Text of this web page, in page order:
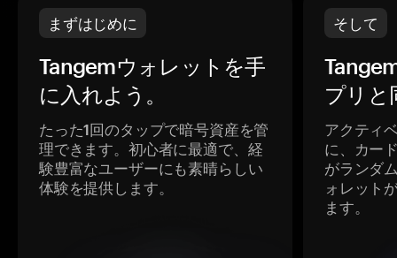
まずはじめに
Tangemウォレットを手
に入れよう。
たった1回のタップで暗号資産を管
理できます。初心者に最適で、経
験豊富なユーザーにも素晴らしい
体験を提供します。
そして
プリと
アクティ
に、カー
がランダ
ォレット
ます。